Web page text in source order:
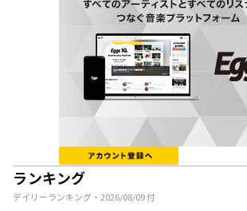
ランキング
デイリーランキング・ 2026/08/09付